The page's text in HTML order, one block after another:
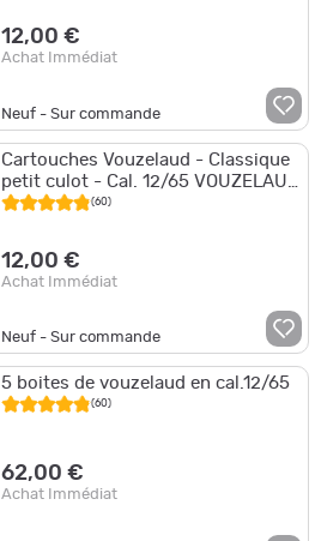
12,00 €
Achat Immédiat
Neuf - Sur commande
Cartouches Vouzelaud - Classique
petit culot - Cal. 12/65 VOUZELAUD
- Classique Petit CULOT - P.4
(60)
12,00 €
Achat Immédiat
Neuf - Sur commande
5 boites de vouzelaud en cal.12/65
(60)
62,00 €
Achat Immédiat